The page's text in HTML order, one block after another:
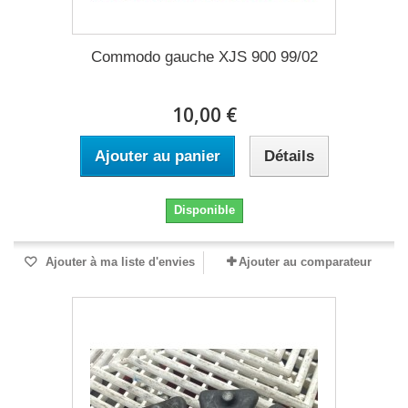
Commodo gauche XJS 900 99/02
10,00 €
Ajouter au panier Détails
Disponible
Ajouter à ma liste d'envies Ajouter au comparateur